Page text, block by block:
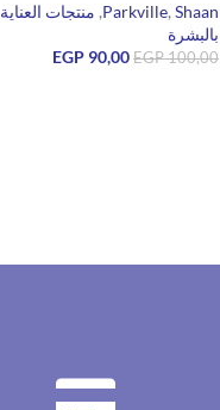
Parkville,Shaan
, منتجات العناية
بالبشرة
EGP100,00
EGP 90,00